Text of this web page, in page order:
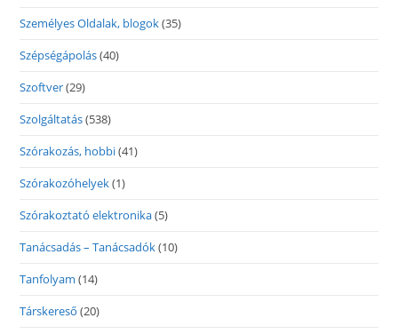
Személyes Oldalak, blogok(35)
Szépségápolás(40)
Szoftver(29)
Szolgáltatás(538)
Szórakozás, hobbi(41)
Szórakozóhelyek(1)
Szórakoztató elektronika(5)
Tanácsadás – Tanácsadók(10)
Tanfolyam (14)
Társkereső (20)